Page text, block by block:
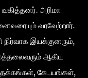
அரிமா
வரவேற்றார்.
இயக்குனரும்,
ஆகிய
கேடயங்கள்,